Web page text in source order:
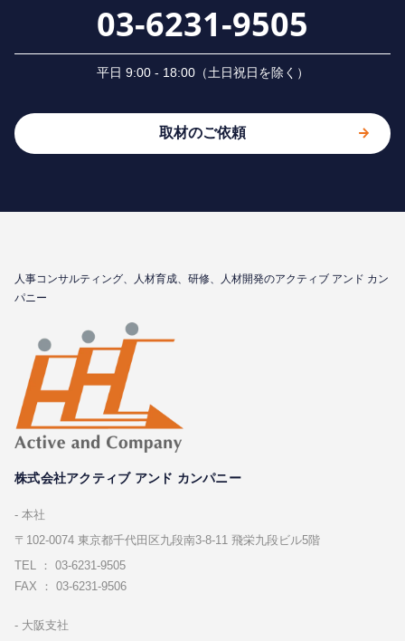
03-6231-9505
平⽇ 9:00 - 18:00（⼟⽇祝⽇を除く）
取材のご依頼
⼈事コンサルティング、⼈材育成、研修、⼈材開発のアクティブ アンド カン
パニー
株式会社アクティブ アンド カンパニー
本社
〒102-0074 東京都千代⽥区九段南3-8-11 飛栄九段ビル5階
TEL ： 03-6231-9505
FAX ： 03-6231-9506
⼤阪⽀社